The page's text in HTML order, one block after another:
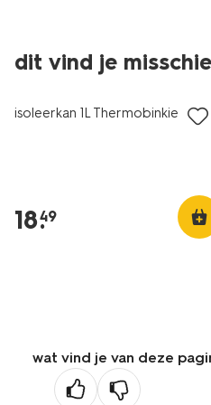
dit vind je
isoleerkan 1L Thermobinkie
18.
49
wat vind je van deze